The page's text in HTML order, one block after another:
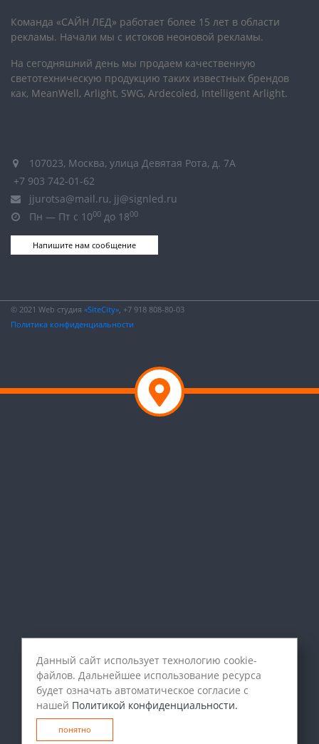
Команда «САЙН ЛЕД» работает более 15 лет в области
рекламы. Начали мы с истоков неоновой рекламы.
На сегодняшний день мы продаем качественную
светотехническую продукцию таких известных брендов
как, MeanWell, Arlight, SWG, Ardecoled, Intelligent Arlight.
107023, Москва, улица Девятая Рота, д. 7А
+7 903 742-01-62
jjurotsa@mail.ru, jj@signled.ru
Пн — Пт с 1000 до 1800
Напишите нам сообщение
© 2021 Web студия «SiteCity», +7 918 808-80-03
Политика конфиденциальности
Данный сайт использует технологию cookie-
файлов. Дальнейшее использование ресурса
будет означать автоматическое согласие с
нашей Политикой конфиденциальности.
понятно